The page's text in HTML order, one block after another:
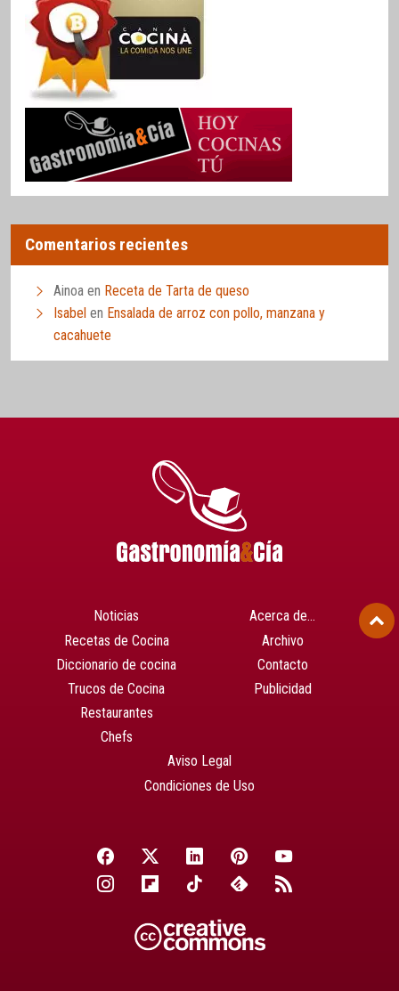
Comentarios recientes
Ainoa en Receta de Tarta de queso
Isabel en Ensalada de arroz con pollo, manzana y
cacahuete
Noticias
Recetas de Cocina
Diccionario de cocina
Trucos de Cocina
Restaurantes
Chefs
Acerca de…
Archivo
Contacto
Publicidad
Aviso Legal
Condiciones de Uso